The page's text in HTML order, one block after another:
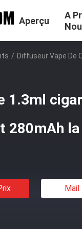
Aperçu
A
/ Diffuseur Vape De
1.3ml
280mAh
Mail